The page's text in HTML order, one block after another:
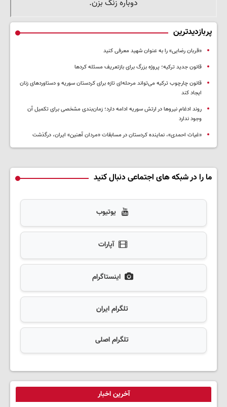
پربازدیدترین
«قربان رضایی» را به عنوان شهید معرفی کنید
قانون جدید ترکیه؛ پروژه بزرگ‌ برای بازتعریف مسئله کردها
قانون چارچوب ترکیه می‌تواند مرحله‌ای تازه برای کردستان سوریه و دستاوردهای زنان
ایجاد کند
روند ادغام نیروها در ارتش سوریه ادامه دارد؛ زمان‌بندی مشخصی برای تکمیل آن
وجود ندارد
«غیاث احمدی»، نماینده کردستان در مسابقات «مردان آهنین» ایران، درگذشت
ما را در شبکه های اجتماعی دنبال کنید
یوتیوب
آپارات
اینستاگرام
تلگرام ایران
تلگرام اصلی
آخرین اخبار